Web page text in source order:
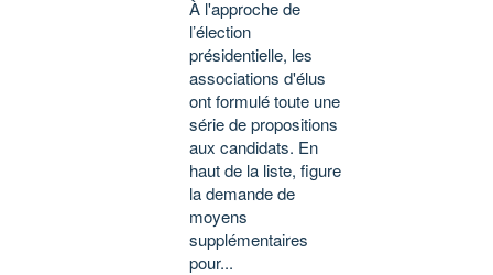
À l'approche de
l’élection
présidentielle, les
associations d'élus
ont formulé toute une
série de propositions
aux candidats. En
haut de la liste, figure
la demande de
moyens
supplémentaires
pour...